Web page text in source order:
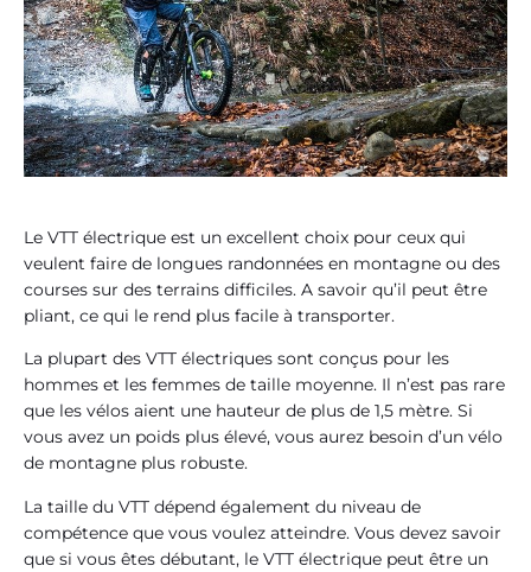
Le VTT électrique est un excellent choix pour ceux qui
veulent faire de longues randonnées en montagne ou des
courses sur des terrains difficiles. A savoir qu’il peut être
pliant, ce qui le rend plus facile à transporter.
La plupart des VTT électriques sont conçus pour les
hommes et les femmes de taille moyenne. Il n’est pas rare
que les vélos aient une hauteur de plus de 1,5 mètre. Si
vous avez un poids plus élevé, vous aurez besoin d’un vélo
de montagne plus robuste.
La taille du VTT dépend également du niveau de
compétence que vous voulez atteindre. Vous devez savoir
que si vous êtes débutant, le VTT électrique peut être un